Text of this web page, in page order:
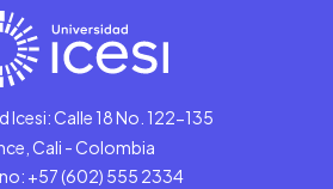
Icesi: Calle 18 No. 122-135
Cali - Colombia
+57 (602) 555 2334